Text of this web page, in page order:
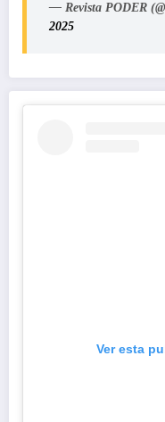
— Revista PODER
2025
Ver esta